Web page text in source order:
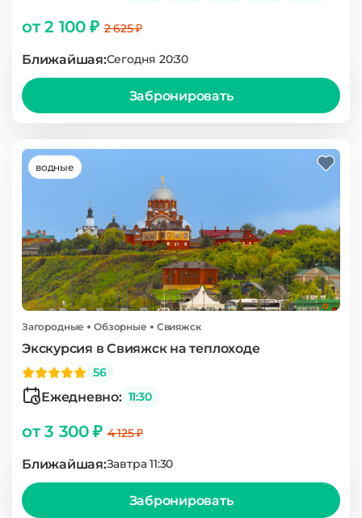
от 2 100 ₽2 625 ₽
Ближайшая:Сегодня 20:30
Забронировать
водные
Загородные Обзорные Свияжск
Экскурсия в Свияжск на теплоходе
56
Ежедневно: 11:30
от 3 300 ₽4 125 ₽
Ближайшая:Завтра 11:30
Забронировать